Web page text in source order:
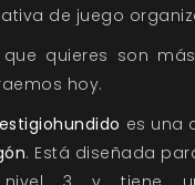
de juego
quieres son
hoy.
es una
. Está diseñada